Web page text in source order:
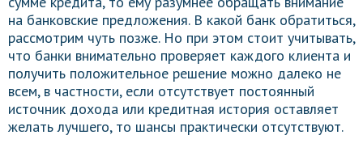
на банковские предложения. В какой банк обратиться,
рассмотрим чуть позже. Но при этом стоит учитывать,
что банки внимательно проверяет каждого клиента и
получить положительное решение можно далеко не
всем, в частности, если отсутствует постоянный
источник дохода или кредитная история оставляет
желать лучшего, то шансы практически отсутствуют.